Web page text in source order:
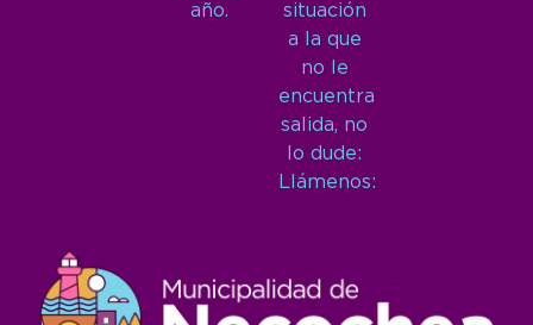
año.
situación
a la que
no le
encuentra
salida, no
lo dude:
Llámenos: